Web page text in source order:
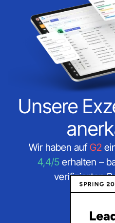
Unsere
Wir haben aufG2
4,4/5 erhalten –
verifizierten